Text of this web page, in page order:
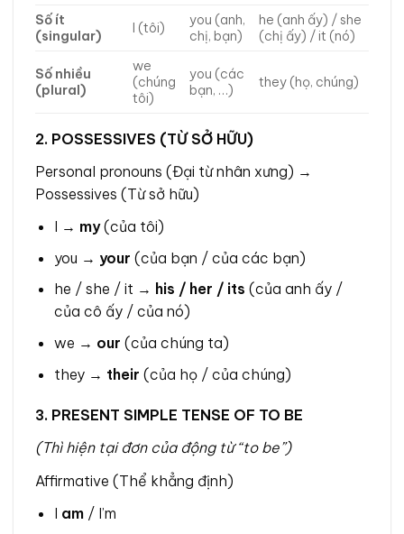
Số ít
(singular)
I (tôi)
you (anh,
chị, bạn)
he (anh ấy) / she
(chị ấy) / it (nó)
Số nhiều
(plural)
we
(chúng
tôi)
you (các
bạn, …)
they (họ, chúng)
2. POSSESSIVES (TỪ SỞ HỮU)
Personal pronouns (Đại từ nhân xưng) →
Possessives (Từ sở hữu)
I → my(của tôi)
you → your (của bạn / của các bạn)
he / she / it → his / her / its (của anh ấy /
của cô ấy / của nó)
we → our (của chúng ta)
they → their (của họ / của chúng)
3. PRESENT SIMPLE TENSE OF TO BE
(Thì hiện tại đơn của động từ “to be”)
Affirmative (Thể khẳng định)
I am/ I’m